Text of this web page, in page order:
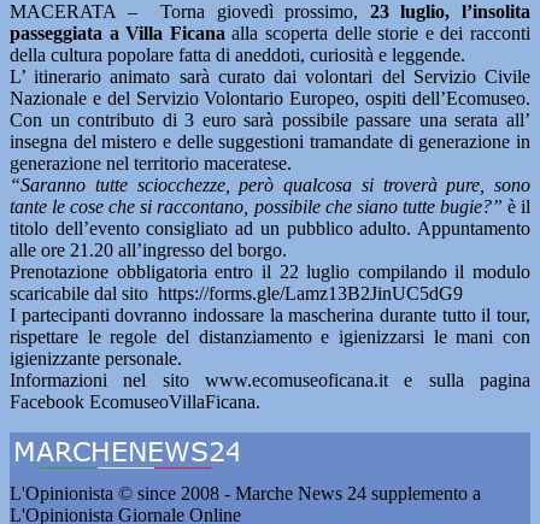
MACERATA – Torna giovedì prossimo, 23 luglio, l’insolita
passeggiata a Villa Ficana alla scoperta delle storie e dei racconti
della cultura popolare fatta di aneddoti, curiosità e leggende.
L’ itinerario animato sarà curato dai volontari del Servizio Civile
Nazionale e del Servizio Volontario Europeo, ospiti dell’Ecomuseo.
Con un contributo di 3 euro sarà possibile passare una serata all’
insegna del mistero e delle suggestioni tramandate di generazione in
generazione nel territorio maceratese.
“Saranno tutte sciocchezze, però qualcosa si troverà pure, sono
tante le cose che si raccontano, possibile che siano tutte bugie?” è il
titolo dell’evento consigliato ad un pubblico adulto. Appuntamento
alle ore 21.20 all’ingresso del borgo.
Prenotazione obbligatoria entro il 22 luglio compilando il modulo
scaricabile dal sito https://forms.gle/Lamz13B2JinUC5dG9
I partecipanti dovranno indossare la mascherina durante tutto il tour,
rispettare le regole del distanziamento e igienizzarsi le mani con
igienizzante personale.
Informazioni nel sito www.ecomuseoficana.it e sulla pagina
Facebook EcomuseoVillaFicana.
L'Opinionista © since 2008 - Marche News 24 supplemento a
L'Opinionista Giornale Online